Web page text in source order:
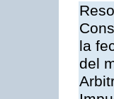
la
del